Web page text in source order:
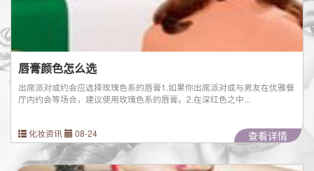
唇膏颜色怎么选
出席派对或约会应选择玫瑰色系的唇膏1.如果你出席派对或与男友在优雅餐
厅内约会等场合，建议使用玫瑰色系的唇膏。2.在深红色之中...
化妆资讯 08-24 查看详情